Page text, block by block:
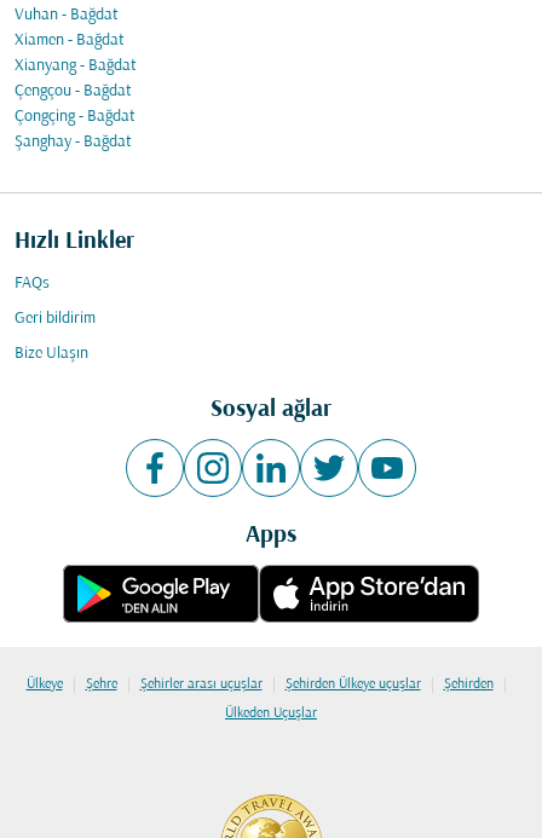
Vuhan - Bağdat
Xiamen - Bağdat
Xianyang - Bağdat
Çengçou - Bağdat
Çongçing - Bağdat
Şanghay - Bağdat
Hızlı Linkler
FAQs
Geri bildirim
Bize Ulaşın
Sosyal ağlar
Apps
Ülkeye | Şehre | Şehirler arası uçuşlar | Şehirden Ülkeye uçuşlar | Şehirden |
Ülkeden Uçuşlar